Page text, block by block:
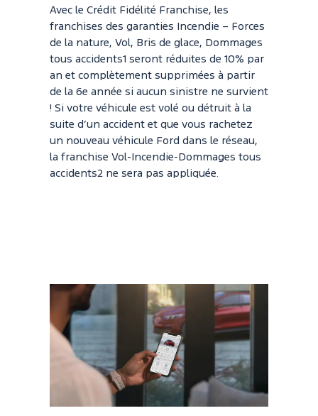
Avec le Crédit Fidélité Franchise, les
franchises des garanties Incendie – Forces
de la nature, Vol, Bris de glace, Dommages
tous accidents1 seront réduites de 10% par
an et complètement supprimées à partir
de la 6e année si aucun sinistre ne survient
! Si votre véhicule est volé ou détruit à la
suite d’un accident et que vous rachetez
un nouveau véhicule Ford dans le réseau,
la franchise Vol-Incendie-Dommages tous
accidents2 ne sera pas appliquée.